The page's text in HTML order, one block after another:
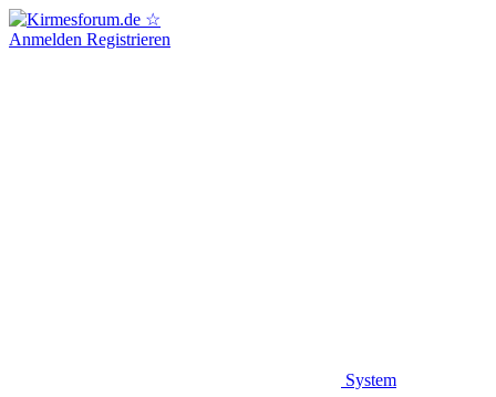
Anmelden Registrieren
System